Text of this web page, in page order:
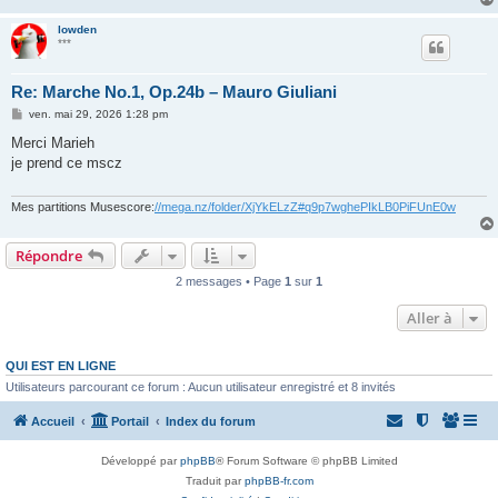
lowden
***
Re: Marche No.1, Op.24b – Mauro Giuliani
M
s
a
ven. mai 29, 2026 1:28 pm
Merci Marieh
je prend ce mscz
Mes partitions Musescore://mega.nz/folder/XjYkELzZ#q9p7wghePIkLB0PiFUnE0w
Répondre
2 messages • Page 1 sur 1
Aller à
QUI EST EN LIGNE
Utilisateurs parcourant ce forum : Aucun utilisateur enregistré et 8 invités
Accueil Portail Index du forum
Développé parphpBB® Forum Software © phpBB Limited
Traduit parphpBB-fr.com